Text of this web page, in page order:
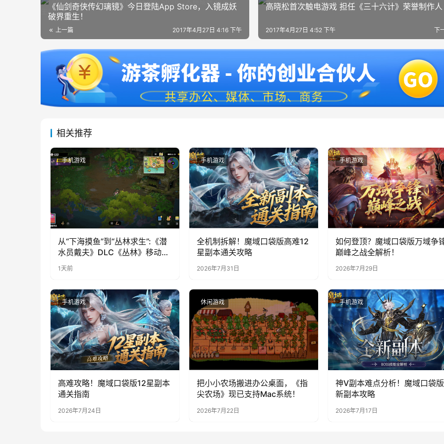
《仙剑奇侠传幻璃镜》今日登陆App Store，入镜成妖
破界重生！
上一篇 2017年4月27日 4:16 下午
高晓松首次触电游戏 担任《三十六计》荣誉制作人
下
2017年4月27日 4:52 下午
相关推荐
手机游戏
从“下海摸鱼”到“丛林求生”:《潜
水员戴夫》DLC《丛林》移动端
定档8月14日
1天前
手机游戏
全机制拆解！魔域口袋版高难12
星副本通关攻略
2026年7月31日
手机游戏
如何登顶？魔域口袋版万域争
巅峰之战全解析！
2026年7月29日
手机游戏
高难攻略！魔域口袋版12星副本
通关指南
2026年7月24日
休闲游戏
把小小农场搬进办公桌面，《指
尖农场》现已支持Mac系统！
2026年7月22日
手机游戏
神V副本难点分析！魔域口袋版
新副本攻略
2026年7月17日